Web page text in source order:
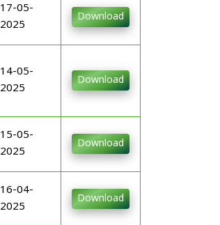
17-05-
2025
Download
14-05-
2025
Download
15-05-
2025
Download
16-04-
2025
Download